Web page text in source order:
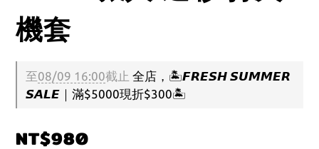
機套
至08/09 16:00截止 全店，🏝️𝙁𝙍𝙀𝙎𝙃 𝙎𝙐𝙈𝙈𝙀𝙍
𝙎𝘼𝙇𝙀｜滿$5000現折$300🏝️
NT$980